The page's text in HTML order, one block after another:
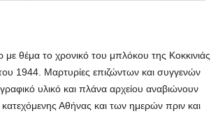
με θέμα το χρονικό του μπλόκου της Κοκκινιάς
1944. Μαρτυρίες επιζώντων και συγγενών
υλικό και πλάνα αρχείου αναβιώνουν
Αθήνας και των ημερών πριν και